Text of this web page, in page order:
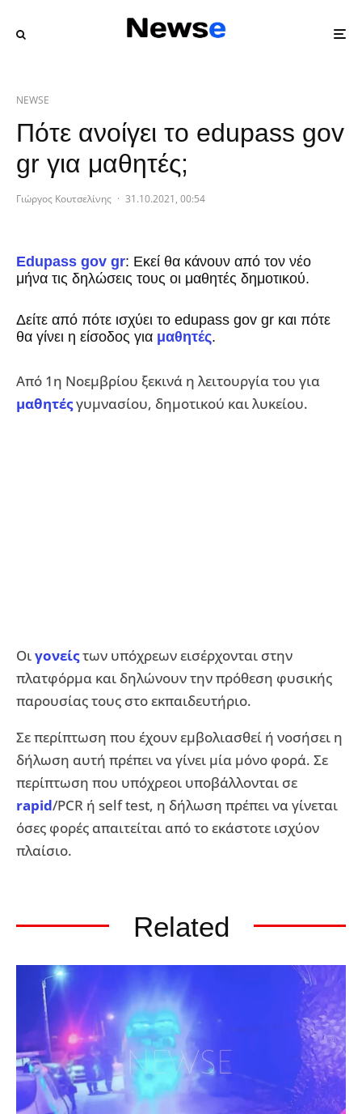
NEWSE
Πότε ανοίγει το edupass gov
gr για μαθητές;
Γιώργος Κουτσελίνης · 31.10.2021, 00:54
Edupass gov gr: Εκεί θα κάνουν από τον νέο
μήνα τις δηλώσεις τους οι μαθητές δημοτικού.
Δείτε από πότε ισχύει το edupass gov gr και πότε
θα γίνει η είσοδος για μαθητές.
Από 1η Νοεμβρίου ξεκινά η λειτουργία του για
μαθητέςγυμνασίου, δημοτικού και λυκείου.
Οιγονείςτων υπόχρεων εισέρχονται στην
πλατφόρμα και δηλώνουν την πρόθεση φυσικής
παρουσίας τους στο εκπαιδευτήριο.
Σε περίπτωση που έχουν εμβολιασθεί ή νοσήσει η
δήλωση αυτή πρέπει να γίνει μία μόνο φορά. Σε
περίπτωση που υπόχρεοι υποβάλλονται σε
rapid/PCR ή self test, η δήλωση πρέπει να γίνεται
όσες φορές απαιτείται από το εκάστοτε ισχύον
πλαίσιο.
Related